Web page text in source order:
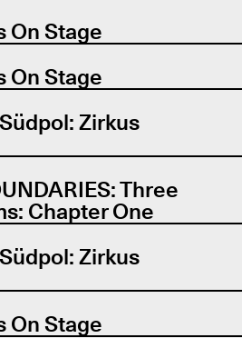
On Stage
On Stage
Zirkus
Three
Chapter One
Zirkus
On Stage